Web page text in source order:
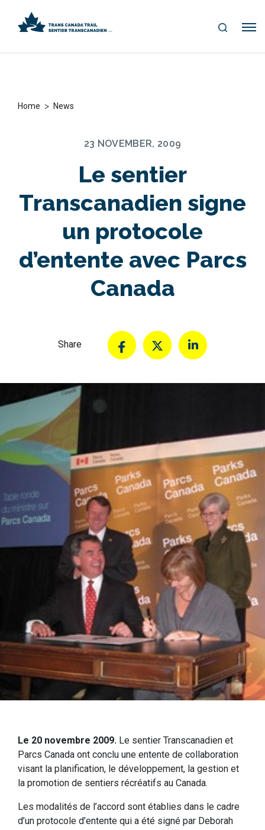
S
Me
Home > News
23 NOVEMBER, 2009
Le sentier
Transcanadien signe
un protocole
d’entente avec Parcs
Canada
Share
Le 20 novembre 2009. Le sentier Transcanadien et
Parcs Canada ont conclu une entente de collaboration
visant la planification, le développement, la gestion et
la promotion de sentiers récréatifs au Canada.
Les modalités de l’accord sont établies dans le cadre
d’un protocole d’entente qui a été signé par Deborah